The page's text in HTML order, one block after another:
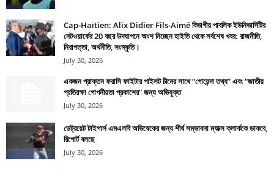
Cap-Haïtien: Alix Didier Fils-Aimé বিভাগীয় পাবলিক ইউনিভার্সিটির
নেটওয়ার্কের 20 বছর উদযাপনে অংশ নিচ্ছেন হাইতি থেকে সর্বশেষ খবর: রাজনীতি,
নিরাপত্তা, অর্থনীতি, সংস্কৃতি।
July 30, 2026
একজন প্রাক্তন ফরাসি ফাইটার পাইলট চীনের সাথে “গোয়েন্দা তথ্য” এবং “জাতীয়
প্রতিরক্ষা গোপনীয়তা প্রকাশের” জন্য অভিযুক্ত
July 30, 2026
ডেট্রয়েট টাইগার্স এমএলবি অভিষেকের জন্য শীর্ষ সম্ভাবনা ম্যাক্স ক্লার্ককে ডাকবে,
রিপোর্ট বলছে
July 30, 2026